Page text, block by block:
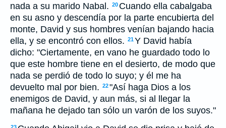
nada a su marido Nabal. 20 Cuando ella cabalgaba
en su asno y descendía por la parte encubierta del
monte, David y sus hombres venían bajando hacia
ella, y se encontró con ellos. 21Y David había
dicho: "Ciertamente, en vano he guardado todo lo
que este hombre tiene en el desierto, de modo que
nada se perdió de todo lo suyo; y él me ha
devuelto mal por bien. 22"Así haga Dios a los
enemigos de David, y aun más, si al llegar la
mañana he dejado tan sólo un varón de los suyos."